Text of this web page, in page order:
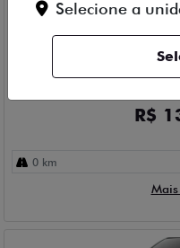
FIAT FASTBACK 1.0
R$
0 km
Selecione a